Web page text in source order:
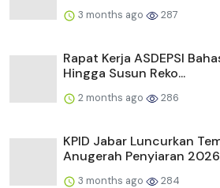
3 months ago 287
Rapat Kerja ASDEPSI
Hingga Susun Reko...
2 months ago 286
KPID Jabar Luncurkan
Anugerah Penyiaran
3 months ago 284